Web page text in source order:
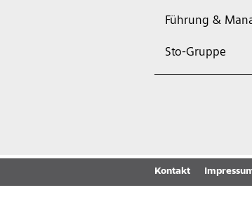
Führung &
Sto-Gruppe
Kontakt